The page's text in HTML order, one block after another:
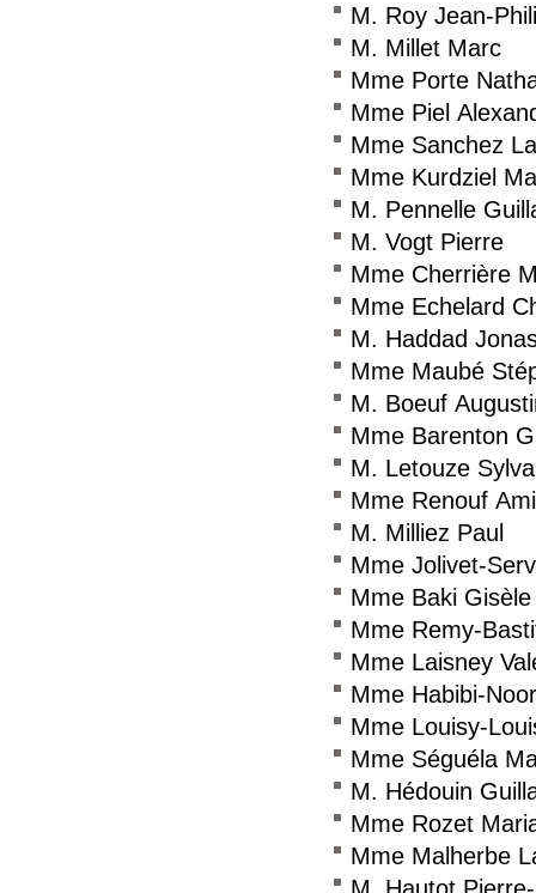
M. Roy Jean-
M. Millet Marc
Mme Porte
Mme Piel
Mme Sanchez
Mme Kurdziel
M. Pennelle
M. Vogt Pierre
Mme Cherrière
Mme Echelard
M. Haddad
Mme Maubé
M. Boeuf
Mme Barenton
M. Letouze
Mme Renouf
M. Milliez Paul
Mme Jolivet-
Mme Baki Gisèle
Mme Remy-
Mme Laisney
Mme Habibi-
Mme Louisy-
Mme Séguéla
M. Hédouin
Mme Rozet
Mme Malherbe